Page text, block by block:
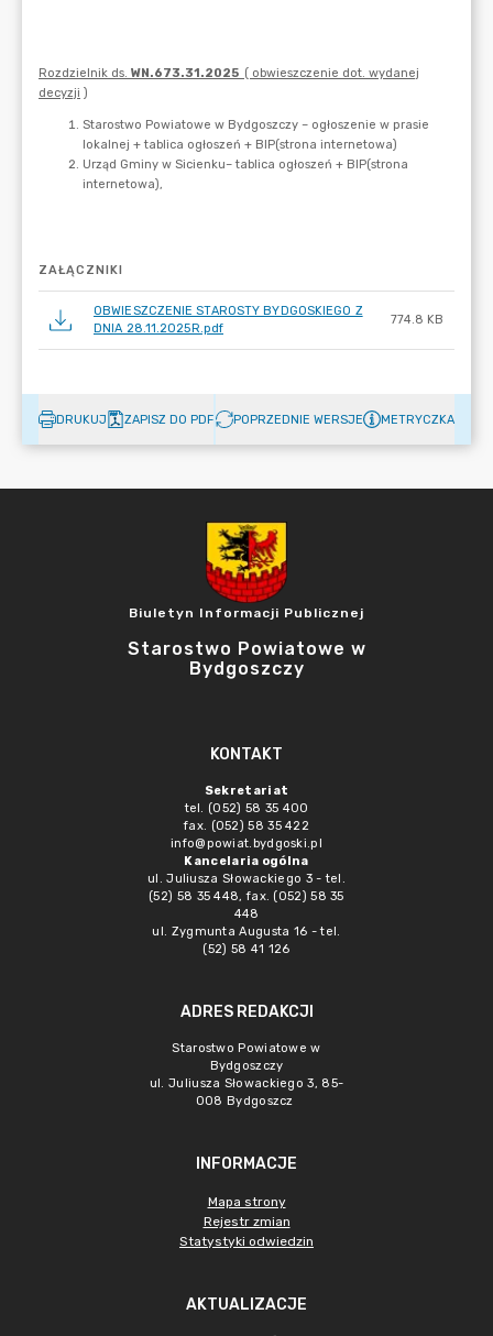
ZAŁĄCZNIKI
OBWIESZCZENIE STAROSTY BYDGOSKIEGO Z
DNIA 28.11.2025R.pdf
774.8 KB
DRUKUJ ZAPISZ DO PDF POPRZEDNIE WERSJE METRYCZKA
Biuletyn Informacji Publicznej
Starostwo Powiatowe w
Bydgoszczy
KONTAKT
Sekretariat
tel. (052) 58 35 400
fax. (052) 58 35 422
info@powiat.bydgoski.pl
Kancelaria ogólna
ul. Juliusza Słowackiego 3 - tel.
(52) 58 35 448, fax. (052) 58 35
448
ul. Zygmunta Augusta 16 - tel.
(52) 58 41 126
ADRES REDAKCJI
Starostwo Powiatowe w
Bydgoszczy
ul. Juliusza Słowackiego 3, 85-
008 Bydgoszcz
INFORMACJE
Mapa strony
Rejestr zmian
Statystyki odwiedzin
AKTUALIZACJE